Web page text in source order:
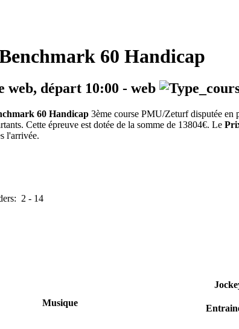
60 Handicap
web, départ 10:00 - web
60 Handicap 3ème course PMU/Zeturf disputée en
Cette épreuve est dotée de la somme de 13804€. Le
l'arrivée.
2 - 14
Musique